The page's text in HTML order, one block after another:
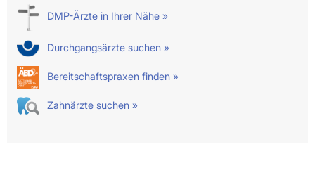
DMP-Ärzte in Ihrer Nähe »
Durchgangsärzte suchen »
Bereitschaftspraxen finden »
Zahnärzte suchen »